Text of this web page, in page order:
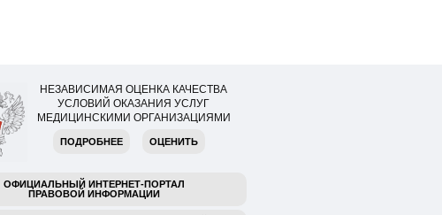
НЕЗАВИСИМАЯ ОЦЕНКА КАЧЕСТВА
УСЛОВИЙ ОКАЗАНИЯ УСЛУГ
МЕДИЦИНСКИМИ ОРГАНИЗАЦИЯМИ
ПОДРОБНЕЕ ОЦЕНИТЬ
ОФИЦИАЛЬНЫЙ ИНТЕРНЕТ-ПОРТАЛ
ПРАВОВОЙ ИНФОРМАЦИИ